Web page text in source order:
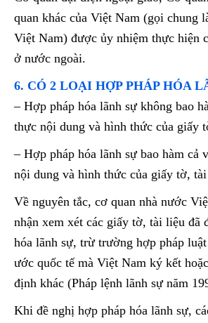
quan khác của Việt Nam (gọi chung
Việt Nam) được ủy nhiệm thực hiện
ở nước ngoài.
6. CÓ 2 LOẠI HỢP PHÁP HÓA
– Hợp pháp hóa lãnh sự không bao
thực nội dung và hình thức của giấy
– Hợp pháp hóa lãnh sự bao hàm cả
nội dung và hình thức của giấy tờ,
Về nguyên tắc, cơ quan nhà nước
nhận xem xét các giấy tờ, tài liệu đã
hóa lãnh sự, trừ trường hợp pháp
ước quốc tế mà Việt Nam ký kết
định khác (Pháp lệnh lãnh sự năm
Khi đề nghị hợp pháp hóa lãnh sự,